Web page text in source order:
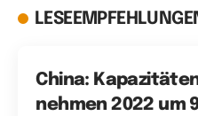
China:
nehmen 2022 um